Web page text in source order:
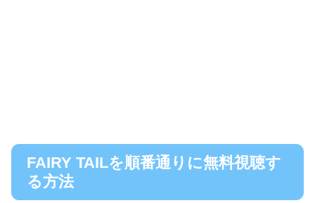
FAIRY TAILを順番通りに無料視聴す
る方法